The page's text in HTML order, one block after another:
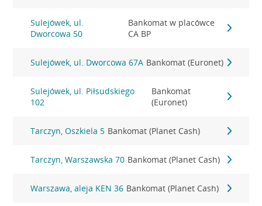
Sulejówek, ul.
Dworcowa 50
Bankomat w placówce
CA BP
Sulejówek, ul. Dworcowa 67A Bankomat (Euronet)
Sulejówek, ul. Piłsudskiego
102
Bankomat
(Euronet)
Tarczyn, Oszkiela 5 Bankomat (Planet Cash)
Tarczyn, Warszawska 70 Bankomat (Planet Cash)
Warszawa, aleja KEN 36 Bankomat (Planet Cash)